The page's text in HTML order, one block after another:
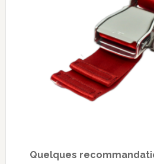
Quelques